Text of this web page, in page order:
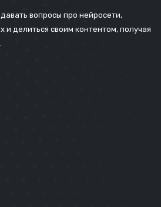
вопросы про нейросети,
и делиться своим контентом, получая